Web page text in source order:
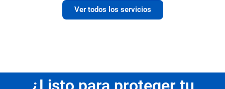
Ver todos los servicios